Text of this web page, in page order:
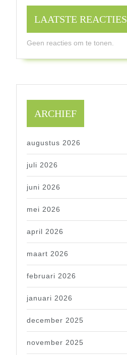
LAATSTE REACTIES
Geen reacties om te tonen.
ARCHIEF
augustus 2026
juli 2026
juni 2026
mei 2026
april 2026
maart 2026
februari 2026
januari 2026
december 2025
november 2025